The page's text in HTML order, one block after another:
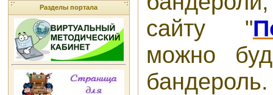
Разделы портала
сайту "
можно
бандероль.